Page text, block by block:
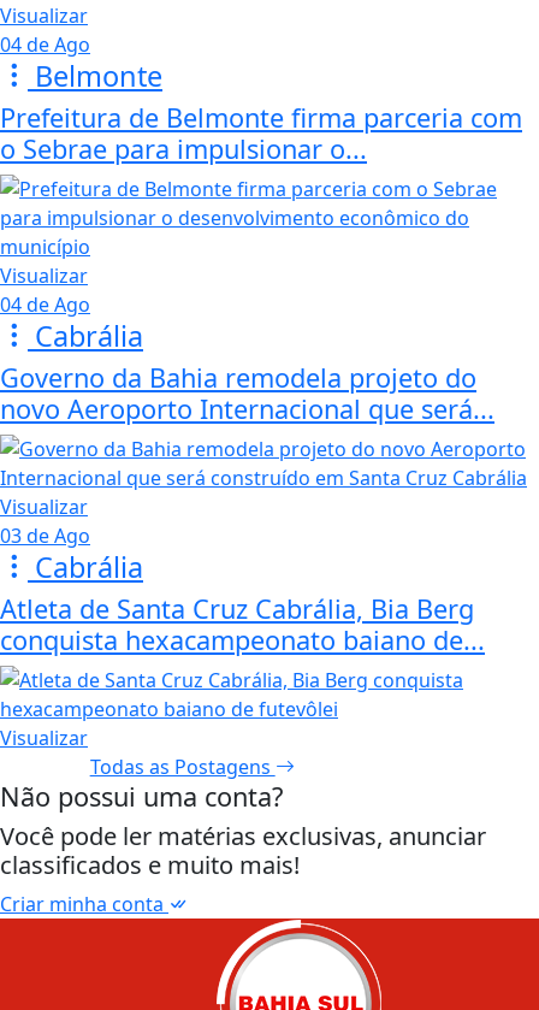
Visualizar
04 de Ago
Belmonte
Prefeitura de Belmonte firma parceria com
o Sebrae para impulsionar o...
Visualizar
04 de Ago
Cabrália
Governo da Bahia remodela projeto do
novo Aeroporto Internacional que será...
Visualizar
03 de Ago
Cabrália
Atleta de Santa Cruz Cabrália, Bia Berg
conquista hexacampeonato baiano de...
Visualizar
Todas as Postagens
Não possui uma conta?
Você pode ler matérias exclusivas, anunciar
classificados e muito mais!
Criar minha conta